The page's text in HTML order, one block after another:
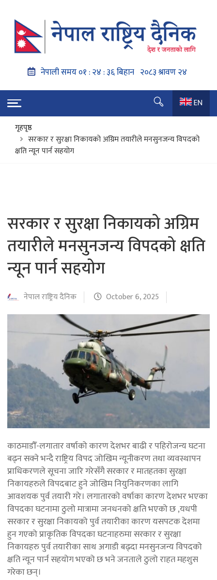
EN
गृहपृष्ठ
सरकार र सुरक्षा निकायको अग्रिम तयारीले मनसुनजन्य विपदको
क्षति न्यून पार्न सहयोग
सरकार र सुरक्षा निकायको अग्रिम
तयारीले मनसुनजन्य विपदको क्षति
न्यून पार्न सहयोग
नेपाल राष्ट्रिय दैनिक October 6, 2025
काठमाडौँ-लगातार वर्षाको कारण देशभर बाढी र पहिरोजन्य घटना
बढ्न सक्ने भन्दै राष्ट्रिय विपद जोखिम न्यूनीकरण तथा व्यवस्थापन
प्राधिकरणले सूचना जारि गरेसँगै सरकार र मातहतका सुरक्षा
निकायहरुले विपदबाट हुने जोखिम नियुनिकरणका लागि
आवशयक पुर्व तयारी गरे। लगातारको वर्षाका कारण देशभर भएका
विपदका घटनामा ठुलो मात्रामा जनधनको क्षति भएको छ ,यधपी
सरकार र सुरक्षा निकायको पुर्व तयारीका कारण यसपटक देशमा
हुन गएको प्राकृतिक विपदका घटनाहरुमा सरकार र सुरक्षा
निकायहरु पुर्व तयारीका साथ अगाडी बढ्दा मनसुनजन्य विपदको
क्षति न्यून पार्न सहयोग भएको छ भने जनताले ठुलो राहत महशुस
गरेका छन्।